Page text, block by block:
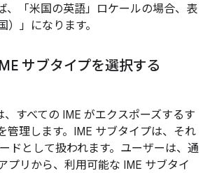
、「米国の英語」ロケールの場合、表
）」になります。
サブタイプを選択する
すべての IME がエクスポーズするす
管理します。IME サブタイプは、それ
ドとして扱われます。ユーザーは、通
プリから、利用可能な IME サブタイ